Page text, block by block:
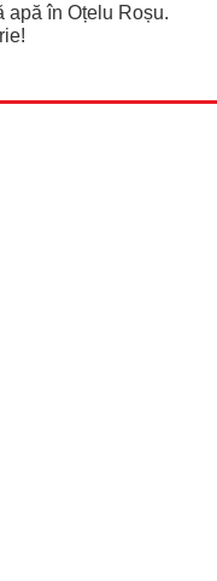
apă în Oțelu Roșu.